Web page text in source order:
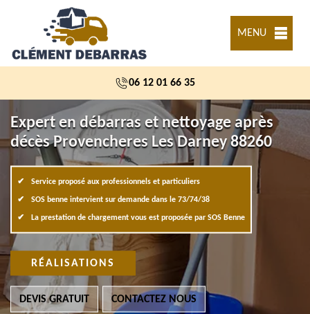
MENU
06 12 01 66 35
Expert en débarras et nettoyage après
décès Provencheres Les Darney 88260
Service proposé aux professionnels et particuliers
SOS benne intervient sur demande dans le 73/74/38
La prestation de chargement vous est proposée par SOS Benne
RÉALISATIONS
DEVIS GRATUIT CONTACTEZ NOUS